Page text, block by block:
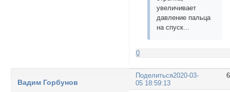
увеличивает
давление пальца
на спуск...
0
Поделиться2020-03-
05 18:59:13
Вадим Горбунов